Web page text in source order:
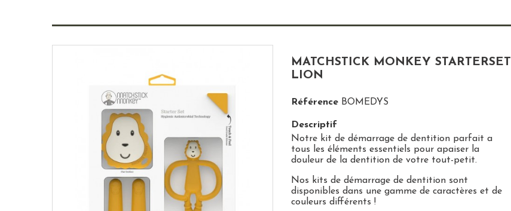
MATCHSTICK MONKEY STARTERSET
LION
Référence BOMEDYS
Descriptif
Notre kit de démarrage de dentition parfait a
tous les éléments essentiels pour apaiser la
douleur de la dentition de votre tout-petit.
Nos kits de démarrage de dentition sont
disponibles dans une gamme de caractères et de
couleurs différents !